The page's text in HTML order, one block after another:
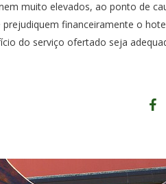
muito elevados, ao ponto de
financeiramente o
do serviço ofertado seja